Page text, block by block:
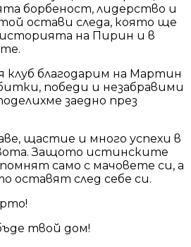
борбеност, лидерство и
остави следа, която ще
на Пирин и в
благодарим на Мартин
победи и незабравими
заедно през
щастие и много успехи в
Защото истинските
само с мачовете си, а
оставят след себе си.
твой дом!